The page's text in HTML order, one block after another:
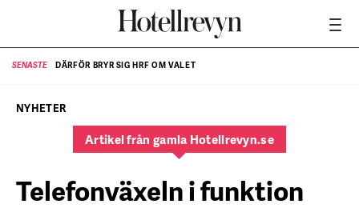
SENASTE DÄRFÖR BRYR SIG HRF OM VALET
NYHETER
Artikel från gamla Hotellrevyn.se
Telefonväxeln i funktion